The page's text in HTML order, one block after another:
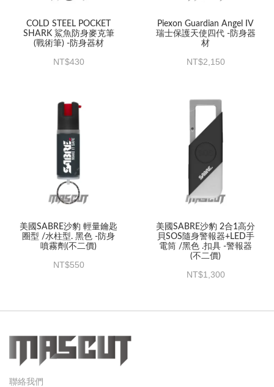
COLD STEEL POCKET
SHARK 鯊魚防身麥克筆
(戰術筆) -防身器材
430
Piexon Guardian Angel IV
瑞士保護天使四代 -防身器
材
2,150
美國SABRE沙豹 輕量鑰匙
圈型 /水柱型. 黑色 -防身
噴霧劑(不二價)
550
美國SABRE沙豹 2合1高分
貝SOS隨身警報器+LED手
電筒 /黑色 .扣具 -警報器
(不二價)
1,300
聯絡我們